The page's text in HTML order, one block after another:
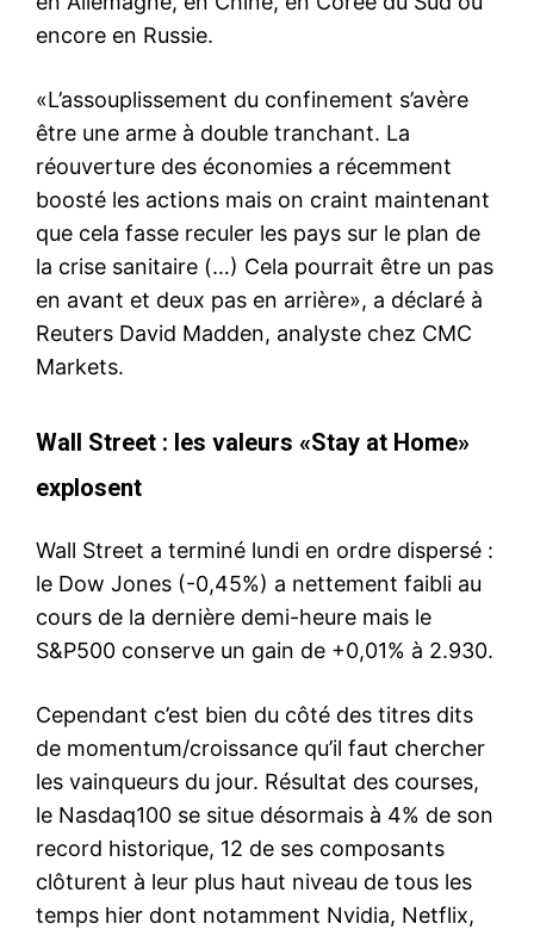
encore en Russie.
«L’assouplissement du confinement s’avère
être une arme à double tranchant. La
réouverture des économies a récemment
boosté les actions mais on craint maintenant
que cela fasse reculer les pays sur le plan de
la crise sanitaire (…) Cela pourrait être un pas
en avant et deux pas en arrière», a déclaré à
Reuters David Madden, analyste chez CMC
Markets.
Wall Street : les valeurs «Stay at Home»
explosent
Wall Street a terminé lundi en ordre dispersé :
le Dow Jones (-0,45%) a nettement faibli au
cours de la dernière demi-heure mais le
S&P500 conserve un gain de +0,01% à 2.930.
Cependant c’est bien du côté des titres dits
de momentum/croissance qu’il faut chercher
les vainqueurs du jour. Résultat des courses,
le Nasdaq100 se situe désormais à 4% de son
record historique, 12 de ses composants
clôturent à leur plus haut niveau de tous les
temps hier dont notamment Nvidia, Netflix,